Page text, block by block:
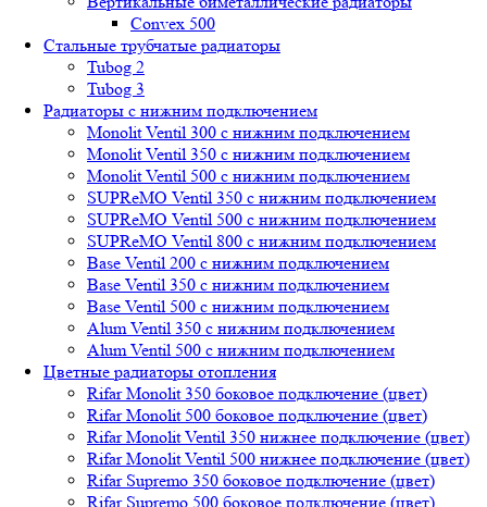
Convex 500
Стальные трубчатые радиаторы
Tubog 2
Tubog 3
Радиаторы с нижним подключением
Monolit Ventil 300 с нижним подключением
Monolit Ventil 350 с нижним подключением
Monolit Ventil 500 с нижним подключением
SUPReMO Ventil 350 с нижним подключением
SUPReMO Ventil 500 с нижним подключением
SUPReMO Ventil 800 с нижним подключением
Base Ventil 200 с нижним подключением
Base Ventil 350 с нижним подключением
Base Ventil 500 с нижним подключением
Alum Ventil 350 с нижним подключением
Alum Ventil 500 с нижним подключением
Цветные радиаторы отопления
Rifar Monolit 350 боковое подключение (цвет)
Rifar Monolit 500 боковое подключение (цвет)
Rifar Monolit Ventil 350 нижнее подключение (цвет)
Rifar Monolit Ventil 500 нижнее подключение (цвет)
Rifar Supremo 350 боковое подключение (цвет)
Rifar Supremo 500 боковое подключение (цвет)